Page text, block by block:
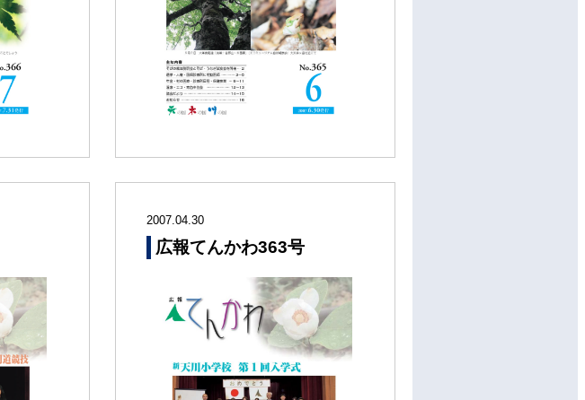
2007.04.30
広報てんかわ363号